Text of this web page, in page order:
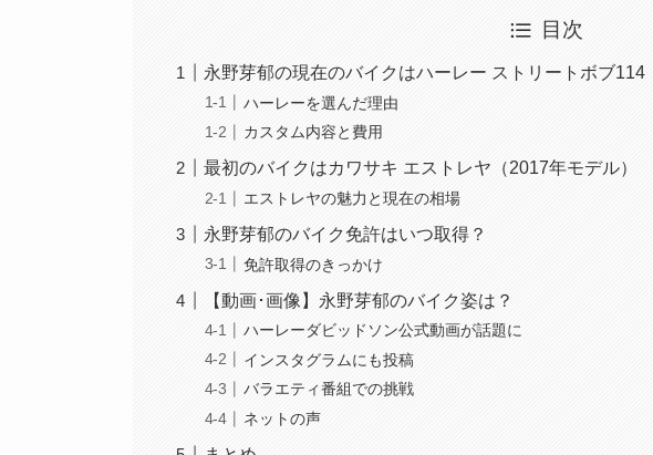
目次
永野芽郁の現在のバイクはハーレー ストリートボブ114
ハーレーを選んだ理由
カスタム内容と費用
最初のバイクはカワサキ エストレヤ（2017年モデル）
エストレヤの魅力と現在の相場
永野芽郁のバイク免許はいつ取得？
免許取得のきっかけ
【動画･画像】永野芽郁のバイク姿は？
ハーレーダビッドソン公式動画が話題に
インスタグラムにも投稿
バラエティ番組での挑戦
ネットの声